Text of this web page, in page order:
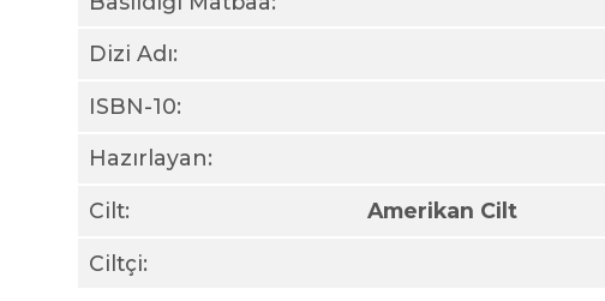
Dizi Adı:
ISBN-10:
Hazırlayan:
Cilt: Amerikan Cilt
Ciltçi: